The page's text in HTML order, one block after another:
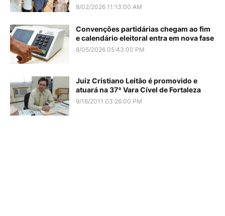
8/02/2026 11:13:00 AM
Convenções partidárias chegam ao fim
e calendário eleitoral entra em nova fase
8/05/2026 05:43:00 PM
Juiz Cristiano Leitão é promovido e
atuará na 37ª Vara Cível de Fortaleza
9/16/2011 03:26:00 PM